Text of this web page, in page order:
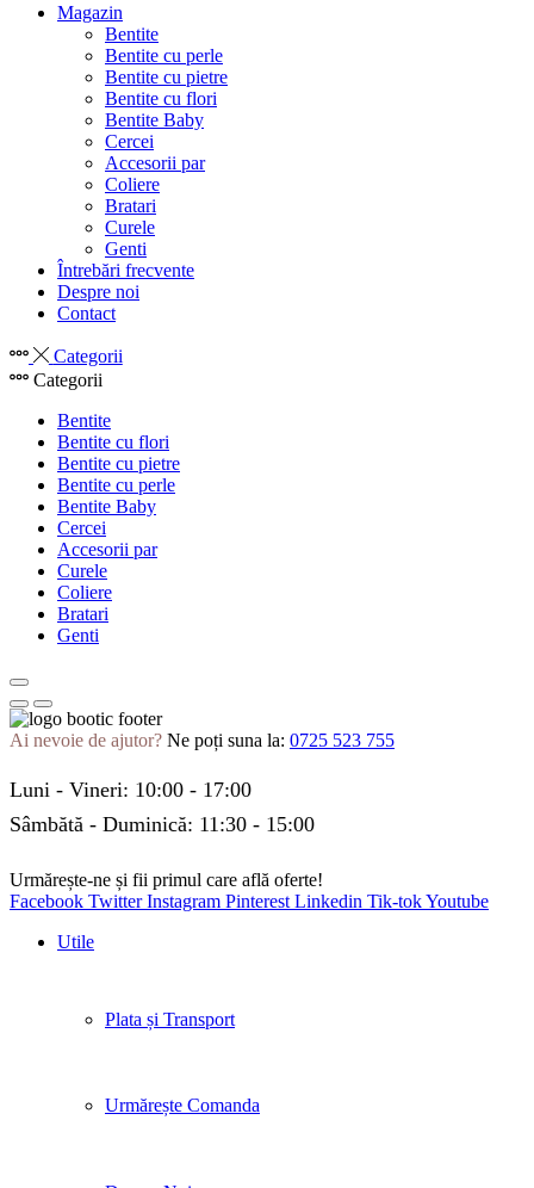
Magazin
Bentite
Bentite cu perle
Bentite cu pietre
Bentite cu flori
Bentite Baby
Cercei
Accesorii par
Coliere
Bratari
Curele
Genti
Întrebări frecvente
Despre noi
Contact
Categorii
Categorii
Bentite
Bentite cu flori
Bentite cu pietre
Bentite cu perle
Bentite Baby
Cercei
Accesorii par
Curele
Coliere
Bratari
Genti
Ai nevoie de ajutor? Ne poți suna la: 0725 523 755
Luni - Vineri: 10:00 - 17:00
Sâmbătă - Duminică: 11:30 - 15:00
Urmărește-ne și fii primul care află oferte!
Facebook Twitter Instagram Pinterest Linkedin Tik-tokYoutube
Utile
Plata și Transport
Urmărește Comanda